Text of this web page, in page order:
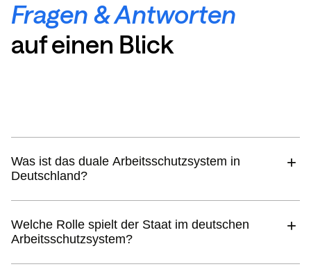
Fragen & Antworten
auf einen Blick
Was ist das duale Arbeitsschutzsystem in
Deutschland?
Welche Rolle spielt der Staat im deutschen
Arbeitsschutzsystem?